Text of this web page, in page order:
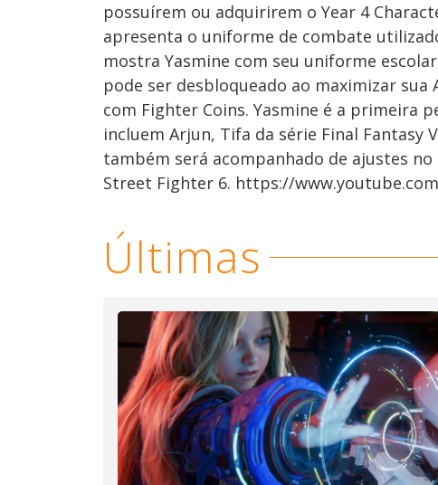
possuírem ou adquirirem o Year 4
apresenta o uniforme de combate
mostra Yasmine com seu uniforme
pode ser desbloqueado ao maximizar sua
com Fighter Coins. Yasmine é a primeira
incluem Arjun, Tifa da série Final Fantasy
também será acompanhado de ajustes
Street Fighter 6. https://
Últimas